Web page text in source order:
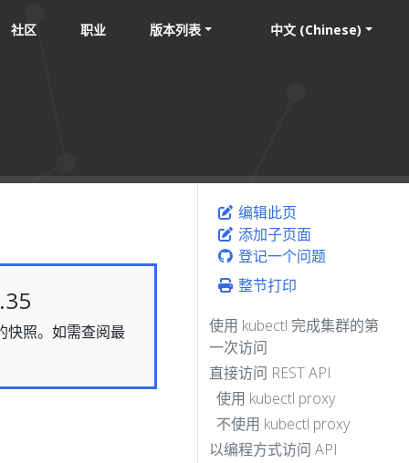
社区 职业 版本列表 中文 (Chinese)
编辑此页
添加子页面
登记一个问题
整节打印
使用 kubectl 完成集群的第
一次访问
直接访问 REST API
使用 kubectl proxy
不使用 kubectl proxy
以编程方式访问 API
快照。如需查阅最